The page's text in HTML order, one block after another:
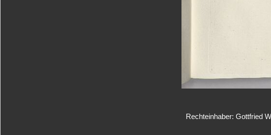
Rechteinhaber: Gottfried